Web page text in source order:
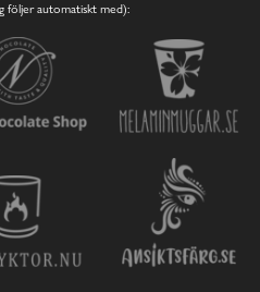
följer automatiskt med):